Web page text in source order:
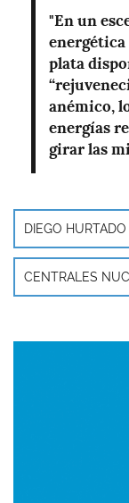
"En un
energética
plata
anémico,
energías
girar las
DIEGO HURTADO
CENTRALES